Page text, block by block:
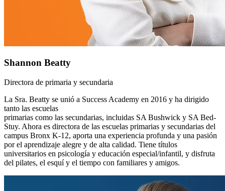
Shannon Beatty
Directora de primaria y secundaria
La Sra. Beatty se unió a Success Academy en 2016 y ha dirigido
tanto las escuelas
primarias como las secundarias, incluidas SA Bushwick y SA Bed-
Stuy. Ahora es directora de las escuelas primarias y secundarias del
campus Bronx K-12, aporta una experiencia profunda y una pasión
por el aprendizaje alegre y de alta calidad. Tiene títulos
universitarios en psicología y educación especial/infantil, y disfruta
del pilates, el esquí y el tiempo con familiares y amigos.